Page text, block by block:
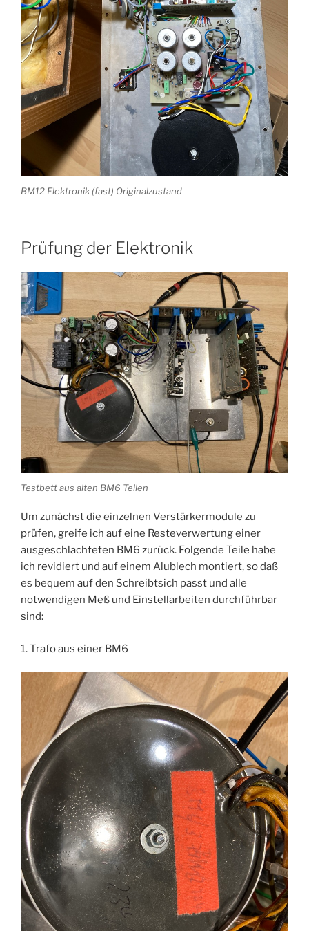
BM12 Elektronik (fast) Originalzustand
Prüfung der Elektronik
Testbett aus alten BM6 Teilen
Um zunächst die einzelnen Verstärkermodule zu
prüfen, greife ich auf eine Resteverwertung einer
ausgeschlachteten BM6 zurück. Folgende Teile habe
ich revidiert und auf einem Alublech montiert, so daß
es bequem auf den Schreibtsich passt und alle
notwendigen Meß und Einstellarbeiten durchführbar
sind:
1. Trafo aus einer BM6